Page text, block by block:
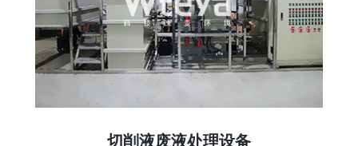
切削液废液处理设备